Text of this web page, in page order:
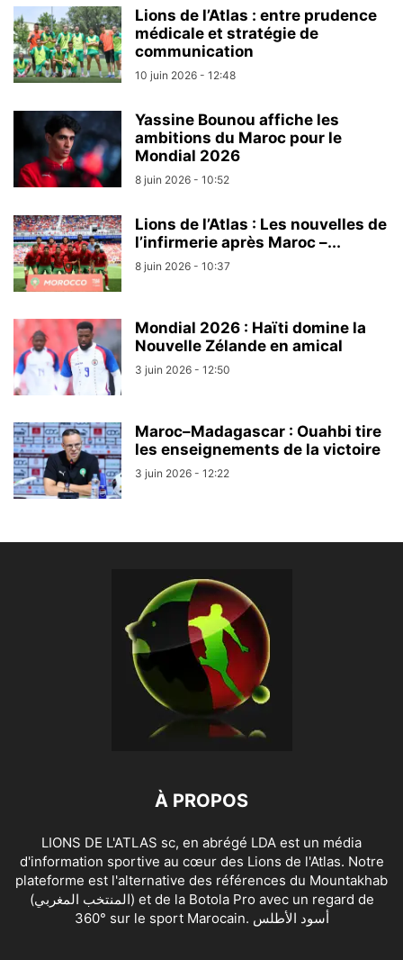
Lions de l’Atlas : entre prudence
médicale et stratégie de
communication
10 juin 2026 - 12:48
Yassine Bounou affiche les
ambitions du Maroc pour le
Mondial 2026
8 juin 2026 - 10:52
Lions de l’Atlas : Les nouvelles de
l’infirmerie après Maroc –...
8 juin 2026 - 10:37
Mondial 2026 : Haïti domine la
Nouvelle Zélande en amical
3 juin 2026 - 12:50
Maroc–Madagascar : Ouahbi tire
les enseignements de la victoire
3 juin 2026 - 12:22
À PROPOS
LIONS DE L'ATLAS sc, en abrégé LDA est un média
d'information sportive au cœur des Lions de l'Atlas. Notre
plateforme est l'alternative des références du Mountakhab
(المنتخب المغربي) et de la Botola Pro avec un regard de
360° sur le sport Marocain. أسود الأطلس